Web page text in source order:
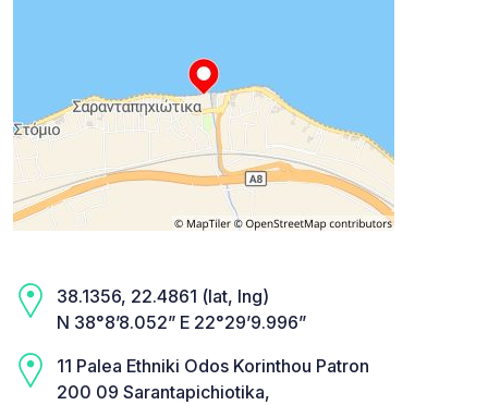
38.1356, 22.4861 (lat, lng)
N 38°8’8.052” E 22°29’9.996”
11 Palea Ethniki Odos Korinthou Patron
200 09 Sarantapichiotika,